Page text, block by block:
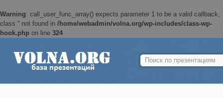
Warning: call_user_func_array() expects parameter 1 to be a valid callback,
class '' not found in /home/webadmin/volna.org/wp-includes/class-wp-
hook.php on line 324
Найти: